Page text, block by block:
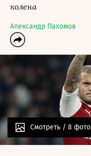
колена
Александр Пахомов
Смотреть / 8 фото